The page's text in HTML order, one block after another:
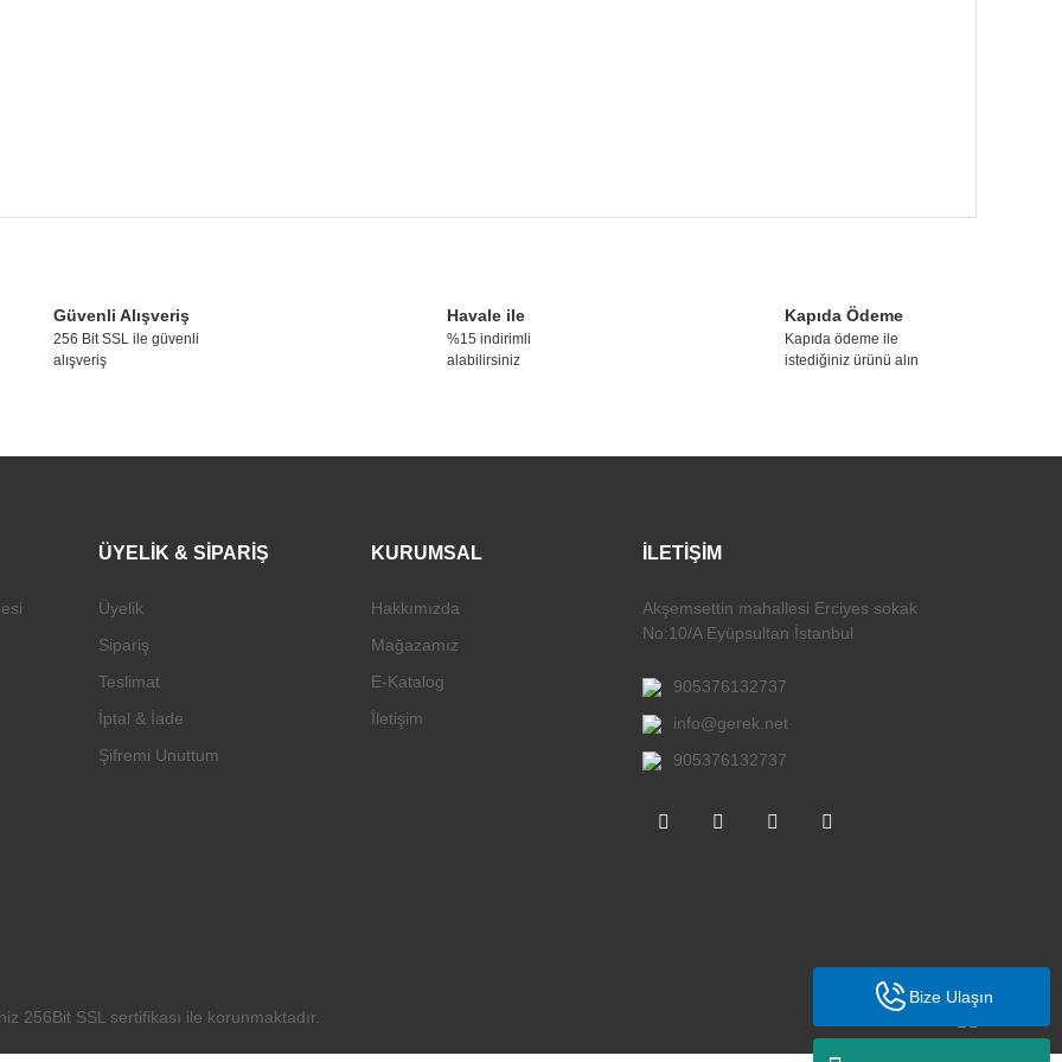
Güvenli Alışveriş
256 Bit SSL ile güvenli
alışveriş
Havale ile
%15 indirimli
alabilirsiniz
Kapıda Ödeme
Kapıda ödeme ile
istediğiniz ürünü alın
ÜYELİK & SİPARİŞ
Üyelik
Sipariş
Teslimat
İptal & İade
Şifremi Unuttum
KURUMSAL
Hakkımızda
Mağazamız
E-Katalog
İletişim
İLETİŞİM
Akşemsettin mahallesi Erciyes sokak
No:10/A Eyüpsultan İstanbul
905376132737
info@gerek.net
905376132737
256Bit SSL sertifikası ile korunmaktadır.
Bize Ulaşın